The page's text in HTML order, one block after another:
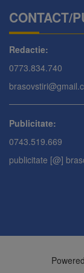
CONTACT/
Redactie:
0773.834.740
Publicitate:
0743.519.669
publicitate [@]